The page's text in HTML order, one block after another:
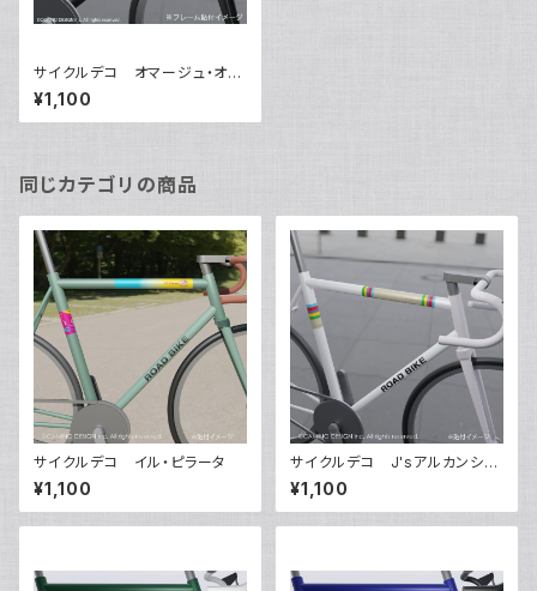
サイクルデコ オマージュ・オ・
クロモリ【ブラック】
¥1,100
同じカテゴリの商品
サイクルデコ イル・ピラータ
¥1,100
サイクルデコ J'sアルカンシェ
ル
¥1,100